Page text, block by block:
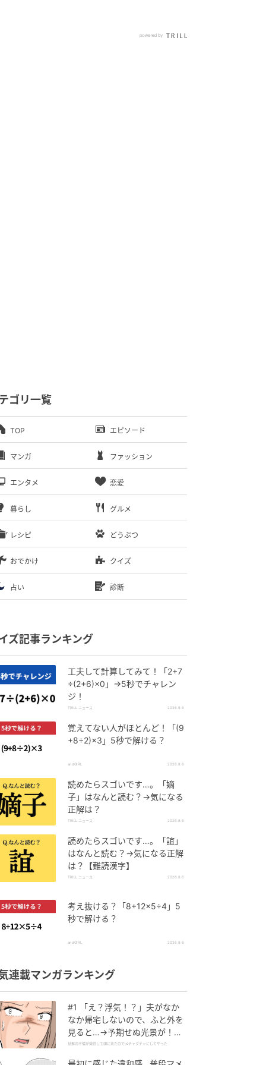
ゴリ一覧
TOP エピソード
マンガ ファッション
エンタメ 恋愛
暮らし グルメ
レシピ どうぶつ
おでかけ クイズ
占い 診断
ズ記事ランキング
工夫して計算してみて！「2+7
÷(2+6)×0」→5秒でチャレン
ジ！
TRILL ニュース 2026.8.6
覚えてない人がほとんど！「(9
+8÷2)×3」5秒で解ける？
andGIRL 2026.8.6
読めたらスゴいです…。「嫡
子」はなんと読む？→気になる
正解は？
TRILL ニュース 2026.8.6
読めたらスゴいです…。「誼」
はなんと読む？→気になる正解
は？【難読漢字】
TRILL ニュース 2026.8.6
考え抜ける？「8+12×5÷4」5
秒で解ける？
andGIRL 2026.8.6
連載マンガランキング
#1 「え？浮気！？」夫がなか
なか帰宅しないので、ふと外を
見ると…→予期せぬ光景が！｜
旦那の不倫が発覚して頭に来た
旦那の不倫が発覚して頭に来たのでメチャクチャにしてやった